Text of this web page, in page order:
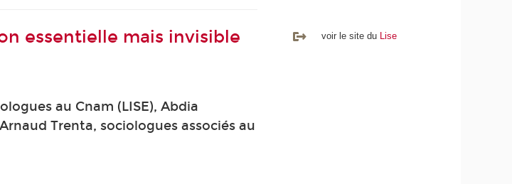
essentielle mais invisible
au Cnam (LISE), Abdia
Trenta, sociologues associés au
voir le site du Lise